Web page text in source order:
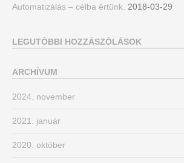
Automatizálás – célba értünk. 2018-03-29
LEGUTÓBBI HOZZÁSZÓLÁSOK
ARCHÍVUM
2024. november
2021. január
2020. október